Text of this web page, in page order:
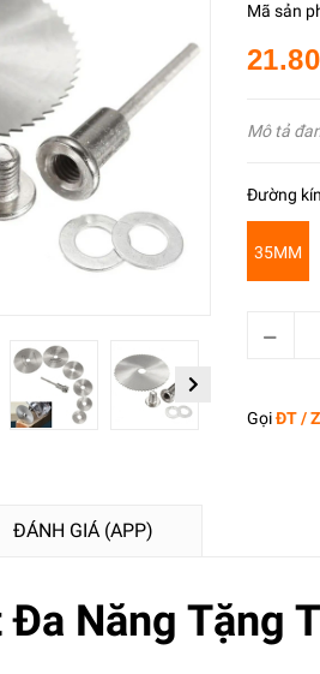
Next
Mã sản
Mô tả
Đường
35MM
GọiĐT /
ĐÁNH GIÁ (APP)
Năng Tặng